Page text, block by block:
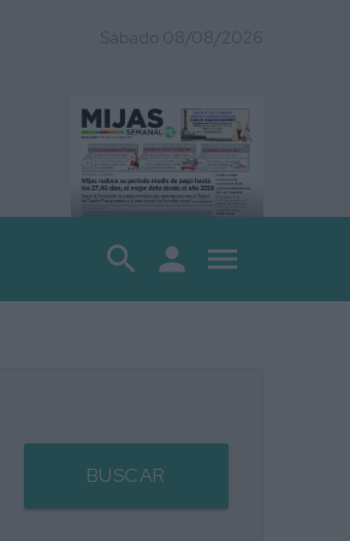
search person menu
BUSCAR